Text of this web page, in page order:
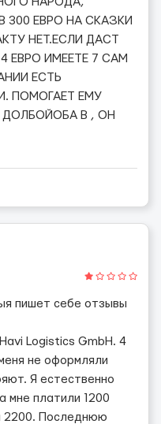
300 ЕВРО НА СКАЗКИ
НЕТ.ЕСЛИ ДАСТ
ЕВРО ИМЕЕТЕ 7 САМ
ЕСТЬ
ПОМОГАЕТ ЕМУ
В , ОН
пишет себе отзывы
Logistics GmbH. 4
не оформляли
Я естественно
мне платили 1200
2200. Последнюю